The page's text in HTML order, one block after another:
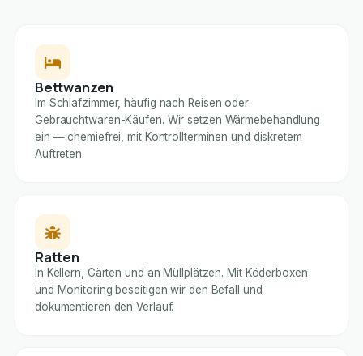
Bettwanzen
Im Schlafzimmer, häufig nach Reisen oder
Gebrauchtwaren-Käufen. Wir setzen Wärmebehandlung
ein — chemiefrei, mit Kontrollterminen und diskretem
Auftreten.
Ratten
In Kellern, Gärten und an Müllplätzen. Mit Köderboxen
und Monitoring beseitigen wir den Befall und
dokumentieren den Verlauf.